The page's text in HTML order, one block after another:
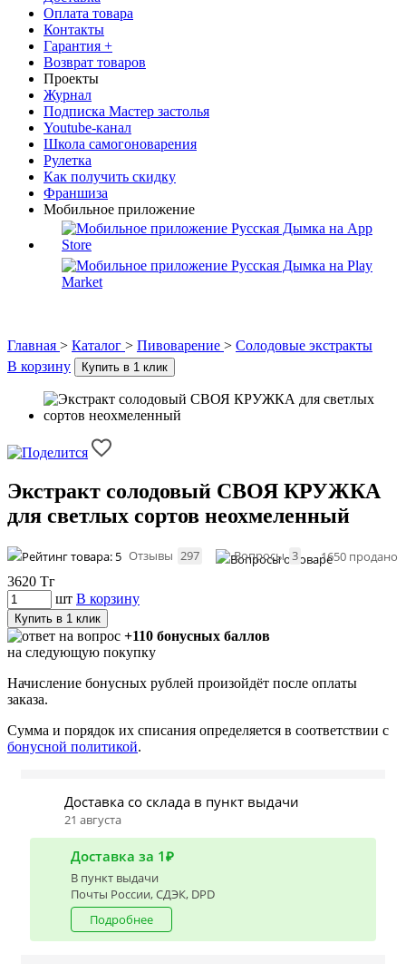
Оплата товара
Контакты
Гарантия +
Возврат товаров
Проекты
Журнал
Подписка Мастер застолья
Youtube-канал
Школа самогоноварения
Рулетка
Как получить скидку
Франшиза
Мобильное приложение
Главная > Каталог > Пивоварение > Солодовые экстракты
В корзину
Купить в 1 клик
Экстракт солодовый СВОЯ КРУЖКА
для светлых сортов неохмеленный
Отзывы 297 Вопросы 3 1650 продано
3620 Тг
шт В корзину
Купить в 1 клик
+110 бонусных баллов
на следующую покупку
Начисление бонусных рублей произойдёт после оплаты
заказа.
Сумма и порядок их списания определяется в соответствии с
бонусной политикой.
Доставка со склада в пункт выдачи
21 августа
Доставка за 1₽
В пункт выдачи
Почты России, СДЭК, DPD
Подробнее